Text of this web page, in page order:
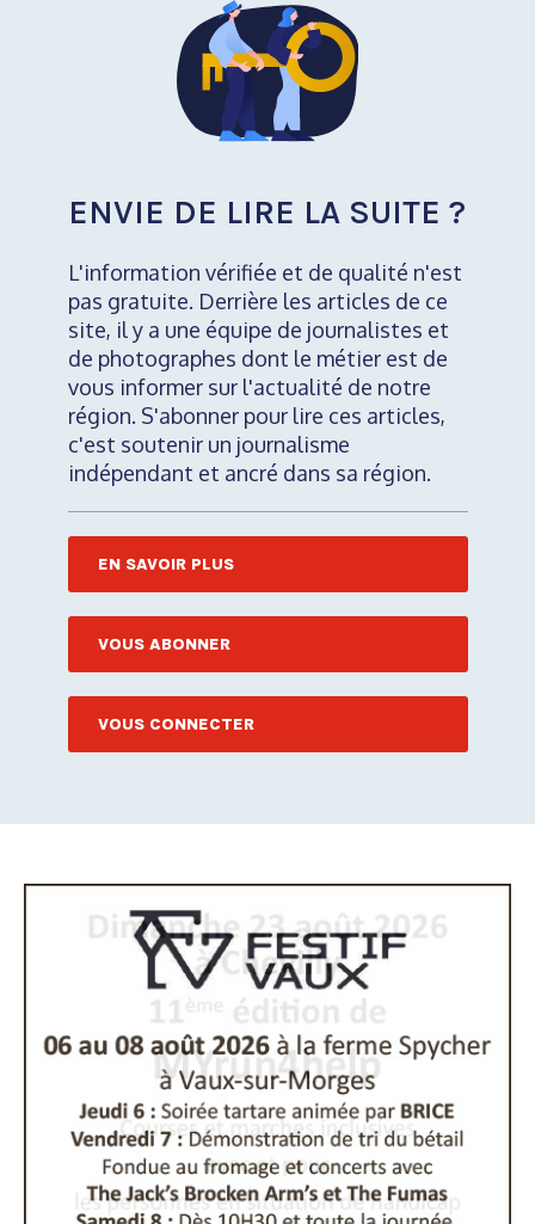
ENVIE DE LIRE LA SUITE ?
L'information vérifiée et de qualité n'est
pas gratuite. Derrière les articles de ce
site, il y a une équipe de journalistes et
de photographes dont le métier est de
vous informer sur l'actualité de notre
région. S'abonner pour lire ces articles,
c'est soutenir un journalisme
indépendant et ancré dans sa région.
EN SAVOIR PLUS
VOUS ABONNER
VOUS CONNECTER